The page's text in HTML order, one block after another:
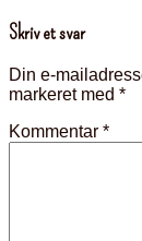
Skriv et svar
Din e-
markeret med *
Kommentar *